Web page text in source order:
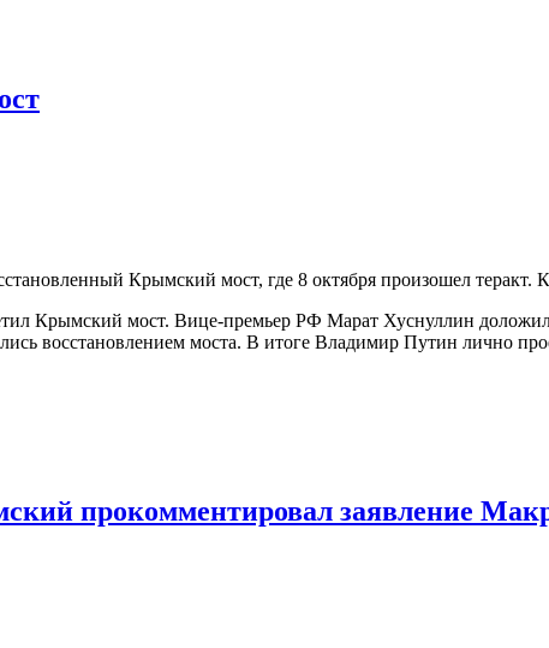
Крымский мост, где 8 октября произошел теракт.
Крымский мост. Вице-премьер РФ Марат Хуснуллин
восстановлением моста. В итоге Владимир Путин лично
прокомментировал заявление